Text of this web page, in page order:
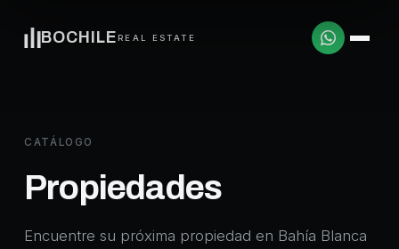
BOCHILE REAL ESTATE
CATÁLOGO
Propiedades
Encuentre su próxima propiedad en Bahía Blanca